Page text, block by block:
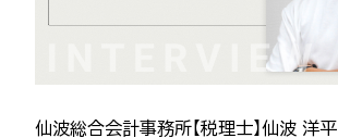
仙波総合会計事務所【税理士】仙波 洋平